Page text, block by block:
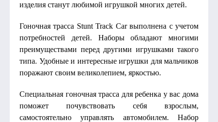
изделия станут любимой игрушкой многих детей.
Гоночная трасса Stunt Track Car выполнена с учетом
потребностей детей. Наборы обладают многими
преимуществами перед другими игрушками такого
типа. Удобные и интересные игрушки для мальчиков
поражают своим великолепием, яркостью.
Специальная гоночная трасса для ребенка у вас дома
поможет почувствовать себя взрослым,
самостоятельно управлять автомобилем. Набор